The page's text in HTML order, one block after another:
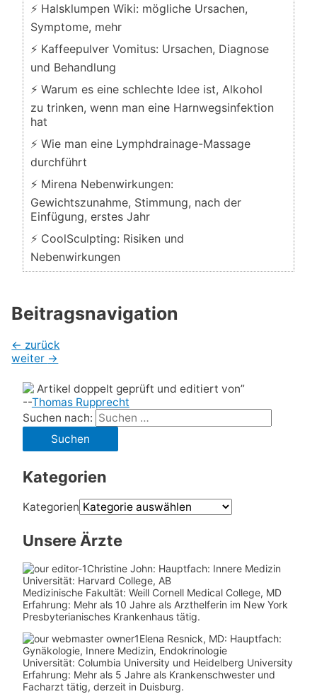
⚡ Halsklumpen Wiki: mögliche Ursachen,
Symptome, mehr
⚡ Kaffeepulver Vomitus: Ursachen, Diagnose
und Behandlung
⚡ Warum es eine schlechte Idee ist, Alkohol
zu trinken, wenn man eine Harnwegsinfektion
hat
⚡ Wie man eine Lymphdrainage-Massage
durchführt
⚡ Mirena Nebenwirkungen:
Gewichtszunahme, Stimmung, nach der
Einfügung, erstes Jahr
⚡ CoolSculpting: Risiken und
Nebenwirkungen
Beitragsnavigation
← zurück
weiter →
Artikel doppelt geprüft und editiert von”
--Thomas Rupprecht
Suchen nach:
Kategorien
Kategorien
Unsere Ärzte
Christine John: Hauptfach: Innere Medizin
Universität: Harvard College, AB
Medizinische Fakultät: Weill Cornell Medical College, MD
Erfahrung: Mehr als 10 Jahre als Arzthelferin im New York
Presbyterianisches Krankenhaus tätig.
Elena Resnick, MD: Hauptfach:
Gynäkologie, Innere Medizin, Endokrinologie
Universität: Columbia University und Heidelberg University
Erfahrung: Mehr als 5 Jahre als Krankenschwester und
Facharzt tätig, derzeit in Duisburg.